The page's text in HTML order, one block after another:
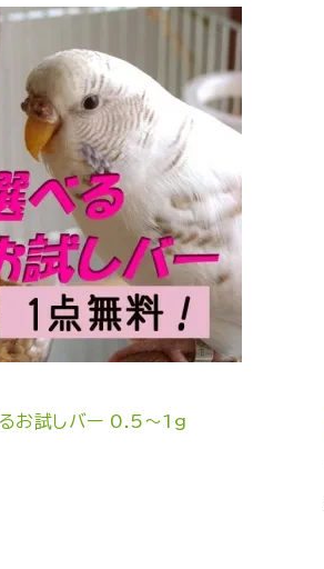
るお試しバー 0.5～1g